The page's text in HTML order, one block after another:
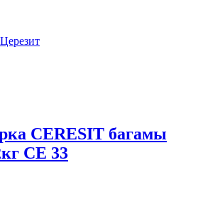
CERESIT багамы
СЕ 33